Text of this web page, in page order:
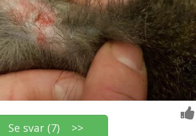
Se svar (7) >>